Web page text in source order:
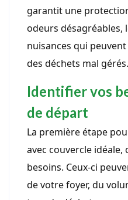
garantit une
odeurs désagréables,
nuisances qui
des déchets mal gérés.
Identifier vos
de départ
La première étape
avec couvercle idéale,
besoins. Ceux-ci
de votre foyer, du